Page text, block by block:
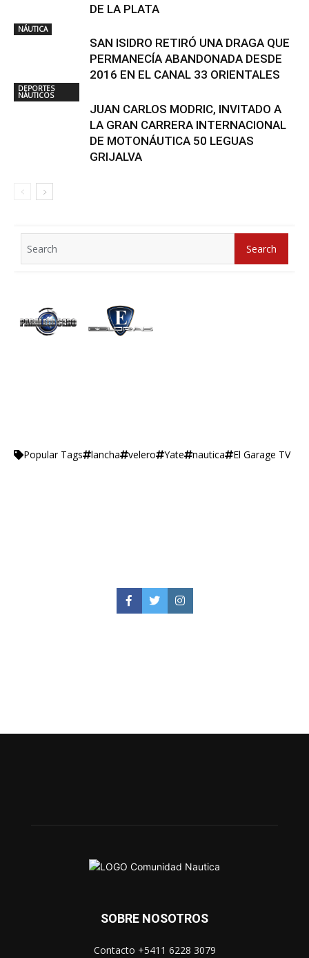
DE LA PLATA
NÁUTICA
SAN ISIDRO RETIRÓ UNA DRAGA QUE
PERMANECÍA ABANDONADA DESDE
2016 EN EL CANAL 33 ORIENTALES
DEPORTES
NÁUTICOS
JUAN CARLOS MODRIC, INVITADO A
LA GRAN CARRERA INTERNACIONAL
DE MOTONÁUTICA 50 LEGUAS
GRIJALVA
for:
Search
Popular Tags lancha velero Yate nautica El Garage TV
FacebookTwitterInstagram
SOBRE NOSOTROS
Contacto +5411 6228 3079